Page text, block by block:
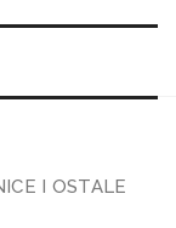
I OSTALE